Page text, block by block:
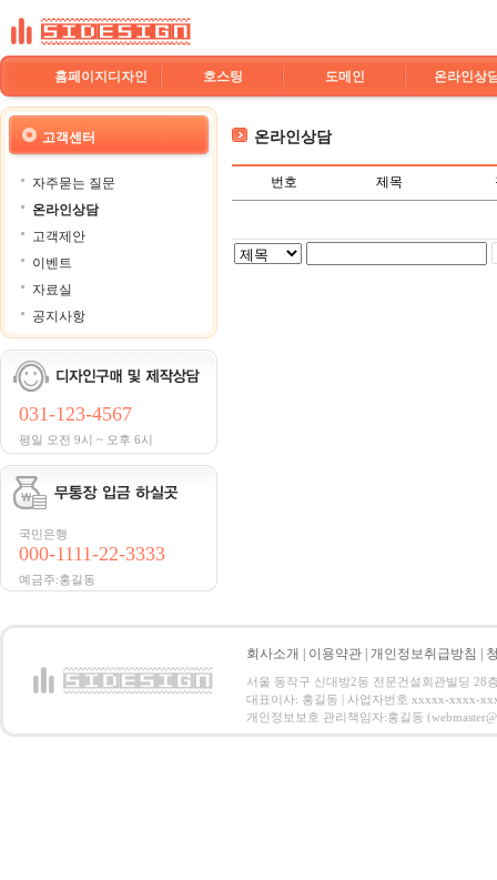
홈페이지디자인 호스팅 도메인 온라인상
고객센터
자주묻는 질문
온라인상담
고객제안
이벤트
자료실
공지사항
031-123-4567
평일 오전 9시 ~ 오후 6시
국민은행
000-1111-22-3333
예금주:홍길동
온라인상담
번호 제목
회사소개 이용약관 개인정보취급방침
서울 동작구 신대방2동 전문건설회관빌딩 28
대표이사: 홍길동 | 사업자번호 xxxxx-xxxx-
개인정보보호 관리책임자:홍길동